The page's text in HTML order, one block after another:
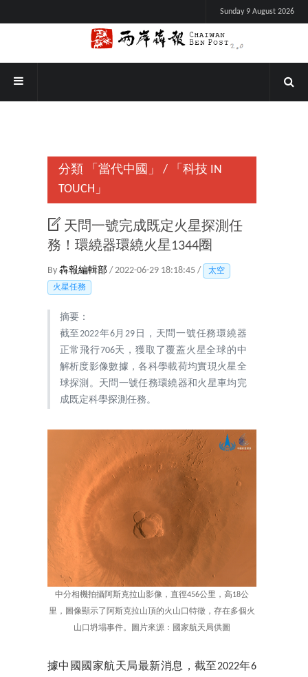
Sunday 9 August 2026
分類 「當代中國」 /
「科技 IN
TOUCH」
天問一號完成既定火星探測任
務！環繞器環繞火星1344圈
By 犇報編輯部 / 2022-06-29 18:18:45 /
太空
火星任務
摘要：
截至2022年6月29日，天問一號任務環繞器
正常飛行706天，獲取了覆蓋火星全球的中
解析度影像數據，各科學載荷均實現火星全
球探測。天問一號任務環繞器和火星車均完
成既定科學探測任務。
中分相機拍攝阿斯克拉山影像，直徑456公里，高18公
里，圖像顯示了阿斯克拉山頂的火山口特徵，存在多個火
山口坍塌事件。圖片來源：國家航天局供圖
據中國國家航天局最新消息，截至2022年6